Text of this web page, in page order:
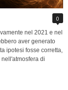
0
nel 2021 e nel
aver generato
ipotesi fosse corretta,
di